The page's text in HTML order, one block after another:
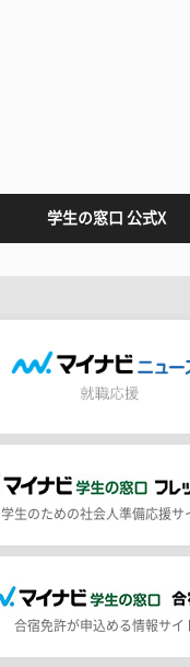
学生の窓口 公式X
学生のための社会人準備応援サ
合宿免許が申込める情報サイ